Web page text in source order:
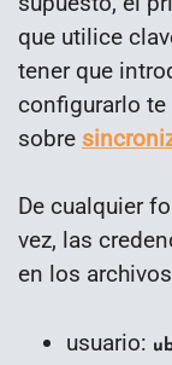
que utilice
tener que
configurarlo
sobre
De cualquier
vez, las
en los
usuario: